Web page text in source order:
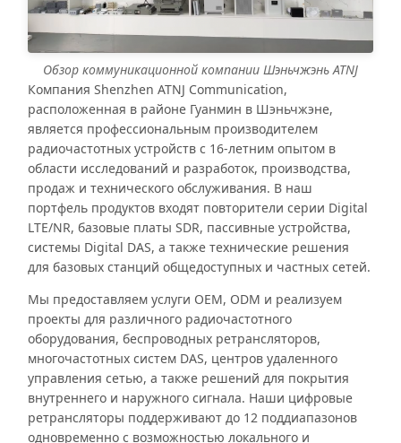
Обзор коммуникационной компании Шэньчжэнь ATNJ
Компания Shenzhen ATNJ Communication,
расположенная в районе Гуанмин в Шэньчжэне,
является профессиональным производителем
радиочастотных устройств с 16-летним опытом в
области исследований и разработок, производства,
продаж и технического обслуживания. В наш
портфель продуктов входят повторители серии Digital
LTE/NR, базовые платы SDR, пассивные устройства,
системы Digital DAS, а также технические решения
для базовых станций общедоступных и частных сетей.
Мы предоставляем услуги OEM, ODM и реализуем
проекты для различного радиочастотного
оборудования, беспроводных ретрансляторов,
многочастотных систем DAS, центров удаленного
управления сетью, а также решений для покрытия
внутреннего и наружного сигнала. Наши цифровые
ретрансляторы поддерживают до 12 поддиапазонов
одновременно с возможностью локального и